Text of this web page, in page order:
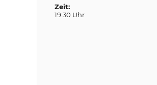
Zeit:
19:30 Uhr